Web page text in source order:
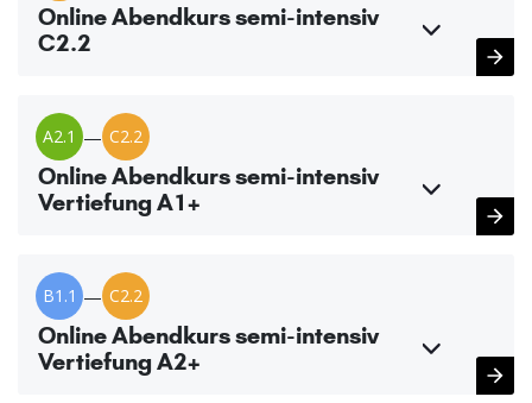
Online Abendkurs semi-intensiv
C2.2
A2.1 — C2.2
Online Abendkurs semi-intensiv
Vertiefung A1+
B1.1 — C2.2
Online Abendkurs semi-intensiv
Vertiefung A2+